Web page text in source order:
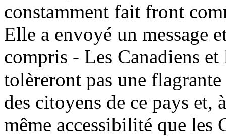
constamment fait front
Elle a envoyé un message
compris - Les Canadiens et
tolèreront pas une
des citoyens de ce pays et,
même accessibilité que les